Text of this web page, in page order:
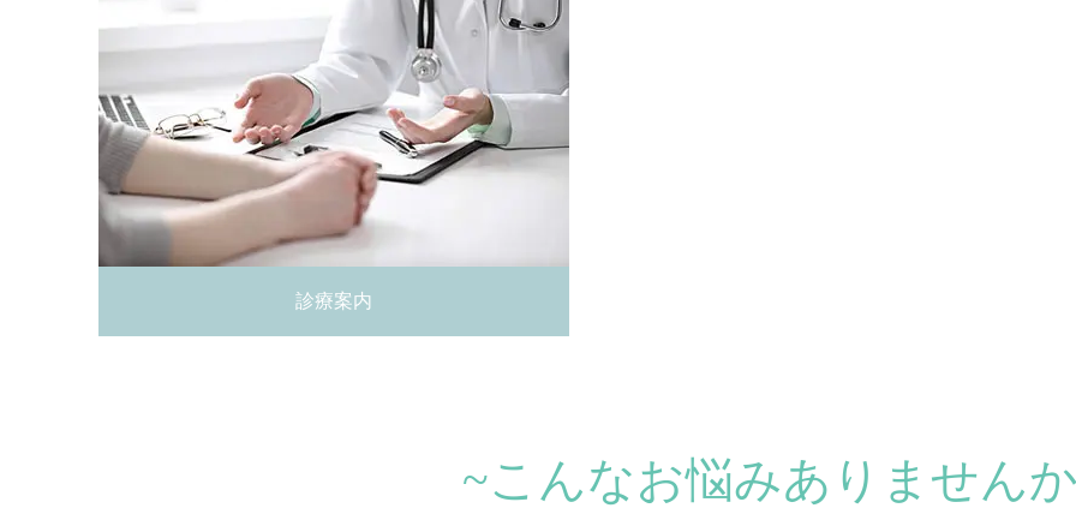
診療案内
~こんなお悩みありません